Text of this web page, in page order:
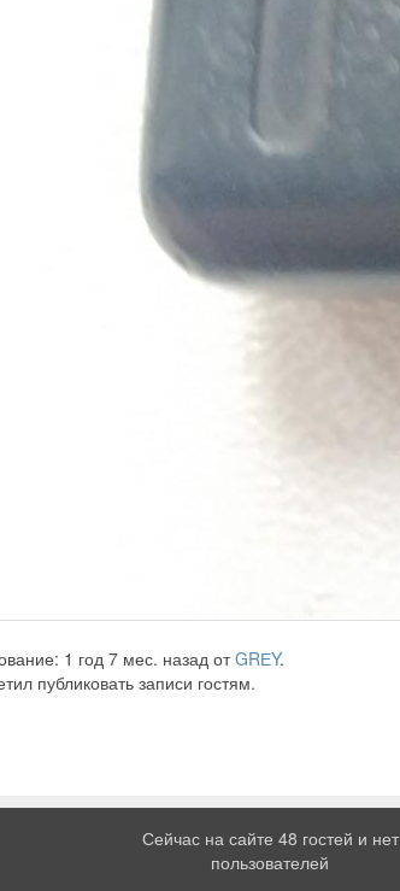
1 год 7 мес. назад отGRЕY.
публиковать записи гостям.
Сейчас на сайте 48 гостей и нет
пользователей